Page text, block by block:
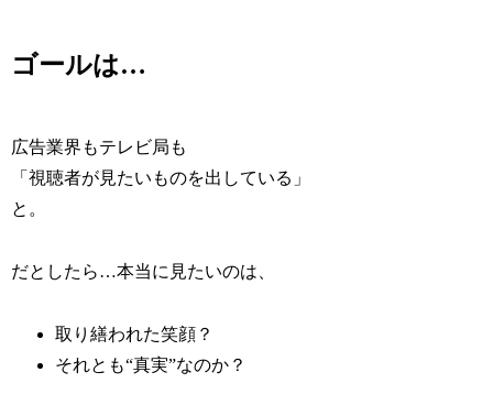
ゴールは…
広告業界もテレビ局も
「視聴者が見たいものを出している」
と。
だとしたら…本当に見たいのは、
取り繕われた笑顔？
それとも“真実”なのか？